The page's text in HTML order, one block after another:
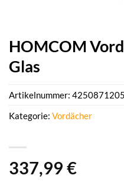
HOMCOM
Glas
337,99 €
Artikelnummer:
Kategorie: Vordächer